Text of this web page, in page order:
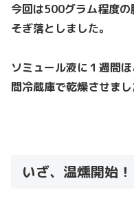
今回は500グラム程度
そぎ落としました。
ソミュール液に１週間
間冷蔵庫で乾燥させま
いざ、温燻開始！